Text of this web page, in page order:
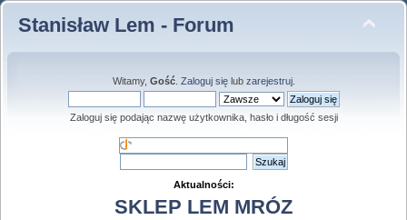
Stanisław Lem - Forum
Witamy, Gość. Zaloguj sięlub zarejestruj.
Zaloguj się podając nazwę użytkownika, hasło i długość sesji
Aktualności:
SKLEP LEM MRÓZ